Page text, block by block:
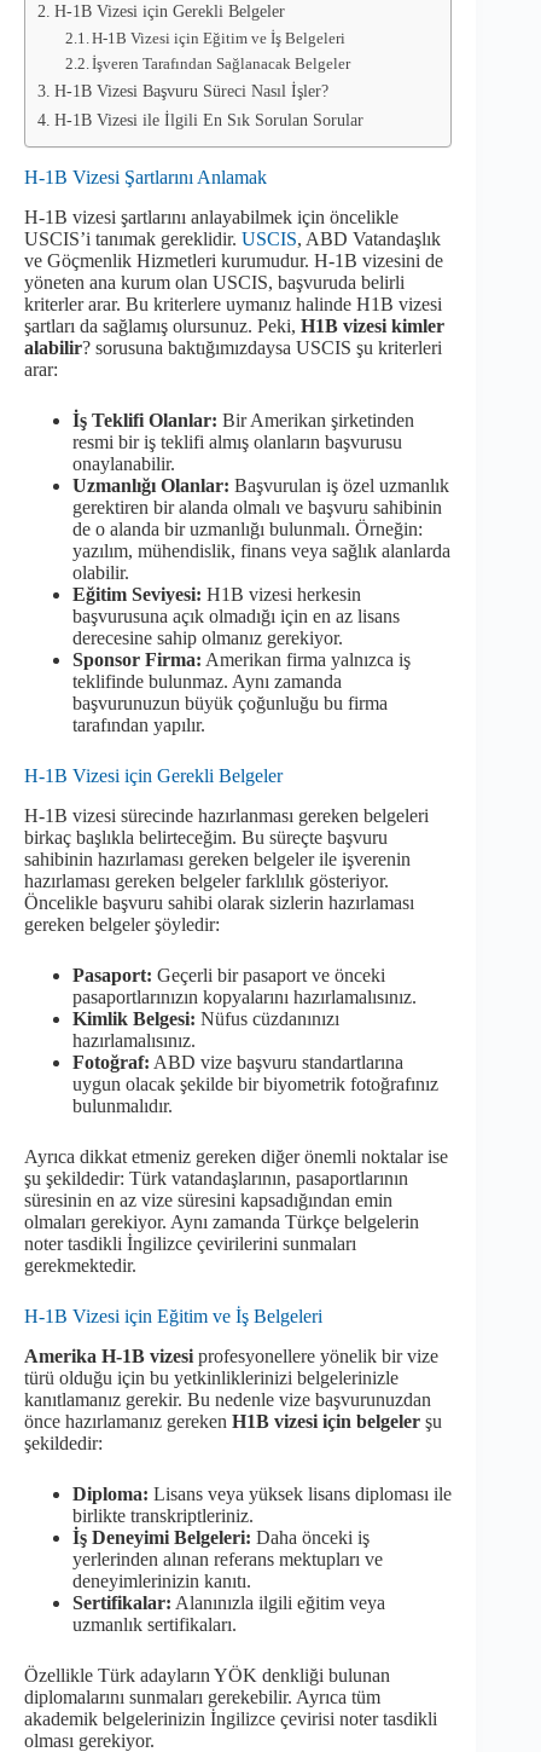
H-1B Vizesi için Gerekli Belgeler
H-1B Vizesi için Eğitim ve İş Belgeleri
İşveren Tarafından Sağlanacak Belgeler
H-1B Vizesi Başvuru Süreci Nasıl İşler?
H-1B Vizesi ile İlgili En Sık Sorulan Sorular
H-1B Vizesi Şartlarını Anlamak
H-1B vizesi şartlarını anlayabilmek için öncelikle
USCIS’i tanımak gereklidir. USCIS, ABD Vatandaşlık
ve Göçmenlik Hizmetleri kurumudur. H-1B vizesini de
yöneten ana kurum olan USCIS, başvuruda belirli
kriterler arar. Bu kriterlere uymanız halinde H1B vizesi
şartları da sağlamış olursunuz. Peki, H1B vizesi kimler
alabilir? sorusuna baktığımızdaysa USCIS şu kriterleri
arar:
İş Teklifi Olanlar: Bir Amerikan şirketinden
resmi bir iş teklifi almış olanların başvurusu
onaylanabilir.
Uzmanlığı Olanlar: Başvurulan iş özel uzmanlık
gerektiren bir alanda olmalı ve başvuru sahibinin
de o alanda bir uzmanlığı bulunmalı. Örneğin:
yazılım, mühendislik, finans veya sağlık alanlarda
olabilir.
Eğitim Seviyesi: H1B vizesi herkesin
başvurusuna açık olmadığı için en az lisans
derecesine sahip olmanız gerekiyor.
Sponsor Firma: Amerikan firma yalnızca iş
teklifinde bulunmaz. Aynı zamanda
başvurunuzun büyük çoğunluğu bu firma
tarafından yapılır.
H-1B Vizesi için Gerekli Belgeler
H-1B vizesi sürecinde hazırlanması gereken belgeleri
birkaç başlıkla belirteceğim. Bu süreçte başvuru
sahibinin hazırlaması gereken belgeler ile işverenin
hazırlaması gereken belgeler farklılık gösteriyor.
Öncelikle başvuru sahibi olarak sizlerin hazırlaması
gereken belgeler şöyledir:
Pasaport: Geçerli bir pasaport ve önceki
pasaportlarınızın kopyalarını hazırlamalısınız.
Kimlik Belgesi: Nüfus cüzdanınızı
hazırlamalısınız.
Fotoğraf: ABD vize başvuru standartlarına
uygun olacak şekilde bir biyometrik fotoğrafınız
bulunmalıdır.
Ayrıca dikkat etmeniz gereken diğer önemli noktalar ise
şu şekildedir: Türk vatandaşlarının, pasaportlarının
süresinin en az vize süresini kapsadığından emin
olmaları gerekiyor. Aynı zamanda Türkçe belgelerin
noter tasdikli İngilizce çevirilerini sunmaları
gerekmektedir.
H-1B Vizesi için Eğitim ve İş Belgeleri
Amerika H-1B vizesi profesyonellere yönelik bir vize
türü olduğu için bu yetkinliklerinizi belgelerinizle
kanıtlamanız gerekir. Bu nedenle vize başvurunuzdan
önce hazırlamanız gereken H1B vizesi için belgeler şu
şekildedir:
Diploma: Lisans veya yüksek lisans diploması ile
birlikte transkriptleriniz.
İş Deneyimi Belgeleri: Daha önceki iş
yerlerinden alınan referans mektupları ve
deneyimlerinizin kanıtı.
Sertifikalar: Alanınızla ilgili eğitim veya
uzmanlık sertifikaları.
Özellikle Türk adayların YÖK denkliği bulunan
diplomalarını sunmaları gerekebilir. Ayrıca tüm
akademik belgelerinizin İngilizce çevirisi noter tasdikli
olması gerekiyor.